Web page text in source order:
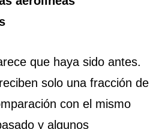
que haya sido antes.
solo una fracción de
con el mismo
y algunos